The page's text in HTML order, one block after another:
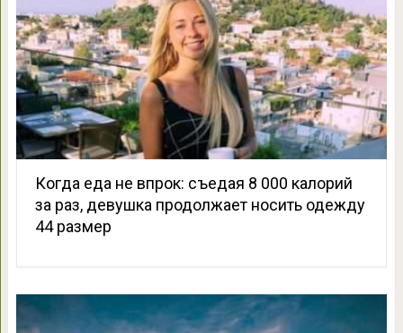
Когда еда не впрок: съедая 8 000 калорий
за раз, девушка продолжает носить одежду
44 размер